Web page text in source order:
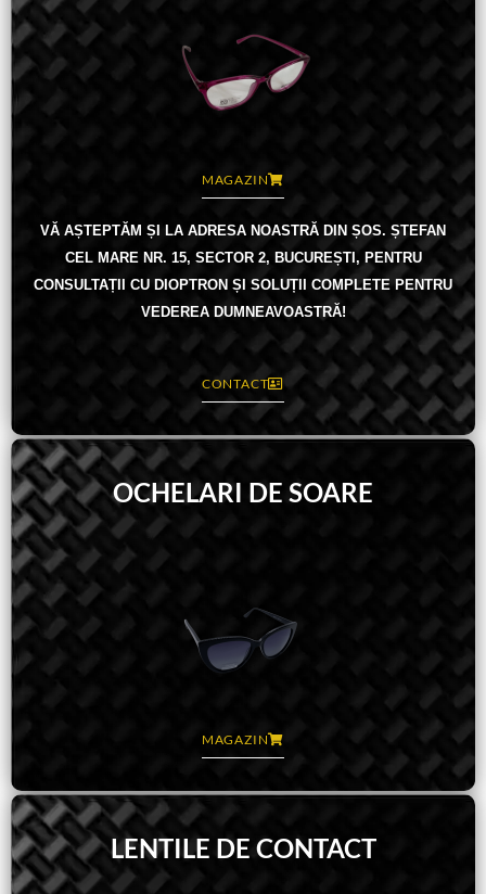
MAGAZIN
VĂ AȘTEPTĂM ȘI LA ADRESA NOASTRĂ DIN ȘOS. ȘTEFAN
CEL MARE NR. 15, SECTOR 2, BUCUREȘTI, PENTRU
CONSULTAȚII CU DIOPTRON ȘI SOLUȚII COMPLETE PENTRU
VEDEREA DUMNEAVOASTRĂ!
CONTACT
OCHELARI DE SOARE
MAGAZIN
LENTILE DE CONTACT